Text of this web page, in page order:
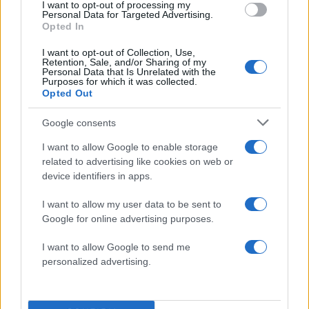
I want to opt-out of processing my
Personal Data for Targeted Advertising.
Opted In
I want to opt-out of Collection, Use,
Retention, Sale, and/or Sharing of my
Personal Data that Is Unrelated with the
Purposes for which it was collected.
Opted Out
Google consents
I want to allow Google to enable storage
related to advertising like cookies on web or
device identifiers in apps.
I want to allow my user data to be sent to
Google for online advertising purposes.
I want to allow Google to send me
personalized advertising.
επιπλέον κονδύλια στα MLRS ή είναι
προτιμότερο να αυξηθεί ο αριθμός των PULS;
Και η απάντηση πλέον είναι δεδομένη.
Τα PULS προσφέρουν πλεονεκτήματα που
ενδιαφέρουν ιδιαίτερα το ελληνικό Επιτελείο.
Είναι τροχοφόρα, ευέλικτα, πιο εύκολα στη
διασπορά, μπορούν να κινηθούν γρήγορα σε
νησιωτικό και ηπειρωτικό περιβάλλον, ενώ
διαθέτουν οικογένεια πυρομαχικών που καλύπτει
πολλαπλές αποστάσεις και επιχειρησιακές
ανάγκες. Συνδέονται επίσης με την ευρύτερη
λογική της ισραηλινής συνεργασίας, της
ελληνικής βιομηχανικής συμμετοχής και της
αποτροπής, μαζί με τον αντιαεροπορικό «θόλο».